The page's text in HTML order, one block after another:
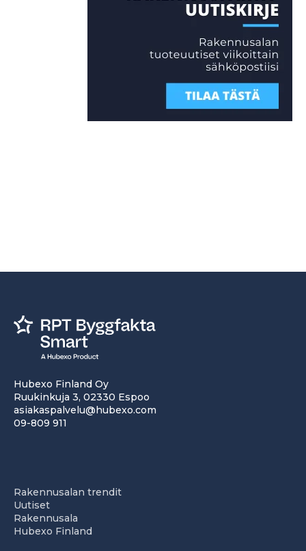
Hubexo Finland Oy
Ruukinkuja 3, 02330 Espoo
asiakaspalvelu@hubexo.com
09-809 911
Rakennusalan trendit
Uutiset
Rakennusala
Hubexo Finland